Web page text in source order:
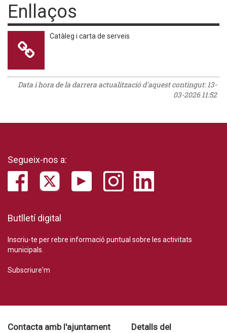
Enllaços
Catàleg i carta de serveis
Data i hora de la darrera actualització d'aquest contingut: 13-
03-2026 11:52
Segueix-nos a:
Butlletí digital
Inscriu-te per rebre informació puntual sobre les activitats
municipals.
Subscriure'm
Contacta amb l'ajuntament
Detalls del